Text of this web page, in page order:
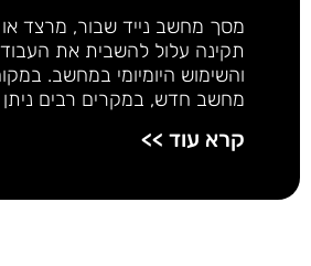
מסך מחשב נייד שבור, מרצד
תקינה עלול להשבית את
והשימוש היומיומי במחשב.
מחשב חדש, במקרים רבים
קרא עוד >>